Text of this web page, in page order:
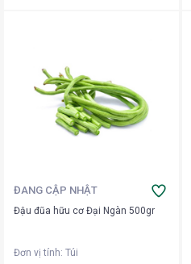
ĐANG CẬP NHẬT
Đậu đũa hữu cơ Đại Ngàn 500gr
Đơn vị tính: Túi